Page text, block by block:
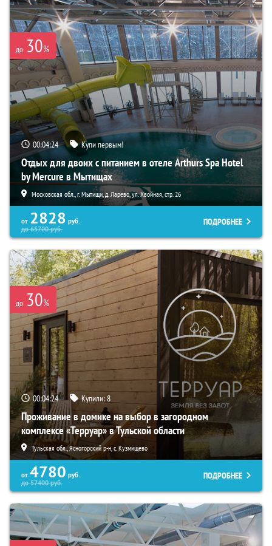
до 30%
00:04:23 Купи первым!
Отдых для двоих с питанием в отеле Arthurs Spa Hotel
by Mercure в Мытищах
Московская обл., г. Мытищи, д. Ларево, ул. Хвойная, стр. 26
от 2828 руб.
до65700руб.
ПОДРОБНЕЕ
до 30%
00:04:23 Купили:8
Проживание в домике на выбор в загородном
комплексе «Терруар» в Тульской области
Тульская обл., Ясногорский р-н, с. Кузмищево
от 4780 руб.
до57400руб.
ПОДРОБНЕЕ